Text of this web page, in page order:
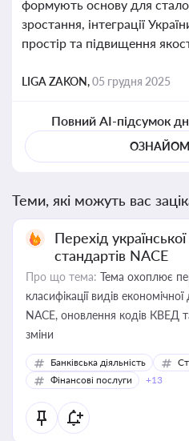
формують основу для
зростання, інтеграції
простір та підвищення
LIGA ZAKON,05 грудня 2025
Повний AI-підсумок
Теми, які можуть вас
Перехід
стандартів NACE
Про що тема: Тема охоплює
класифікації видів
NACE, оновлення кодів КВЕД
зміни
Банківська діяльність
Фінансові послуги
+13